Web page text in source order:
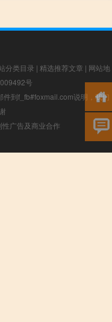
分类目录 | 精选推荐文章 | 网站地
号
到f_fb#foxmail.com说明，我们
广告及商业合作